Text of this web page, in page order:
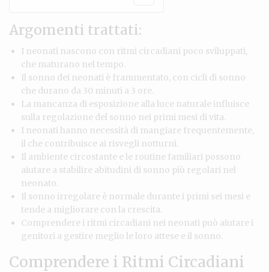
Argomenti trattati:
I neonati nascono con ritmi circadiani poco sviluppati,
che maturano nel tempo.
Il sonno dei neonati è frammentato, con cicli di sonno
che durano da 30 minuti a 3 ore.
La mancanza di esposizione alla luce naturale influisce
sulla regolazione del sonno nei primi mesi di vita.
I neonati hanno necessità di mangiare frequentemente,
il che contribuisce ai risvegli notturni.
Il ambiente circostante e le routine familiari possono
aiutare a stabilire abitudini di sonno più regolari nel
neonato.
Il sonno irregolare è normale durante i primi sei mesi e
tende a migliorare con la crescita.
Comprendere i ritmi circadiani nei neonati può aiutare i
genitori a gestire meglio le loro attese e il sonno.
Comprendere i Ritmi Circadiani